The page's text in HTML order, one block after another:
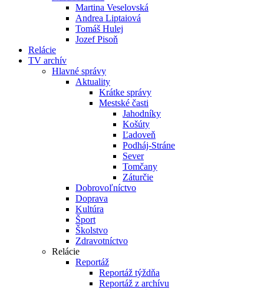
Martina Veselovská
Andrea Liptaiová
Tomáš Hulej
Jozef Pisoň
Relácie
TV archív
Hlavné správy
Aktuality
Krátke správy
Mestské časti
Jahodníky
Košúty
Ľadoveň
Podháj-Stráne
Sever
Tomčany
Záturčie
Dobrovoľníctvo
Doprava
Kultúra
Šport
Školstvo
Zdravotníctvo
Relácie
Reportáž
Reportáž týždňa
Reportáž z archívu